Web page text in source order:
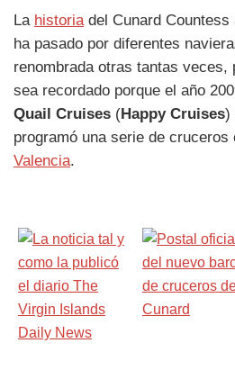
La historiadel Cunard Countess
ha pasado por diferentes
renombrada otras tantas veces,
sea recordado porque el año
Quail Cruises (Happy Cruises)
programó una serie de cruceros
Valencia.